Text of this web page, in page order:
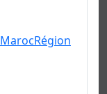
MarocRégion